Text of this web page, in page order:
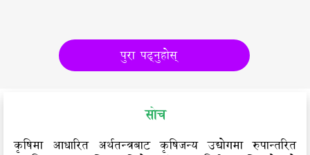
पुरा पढ्नुहोस्
सोच
कृषिमा आधारित अर्थतन्त्रबाट कृषिजन्य उद्योगमा रुपान्तरित